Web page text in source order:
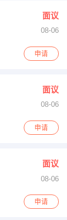
面议
08-06
申请
面议
08-06
申请
面议
08-06
申请